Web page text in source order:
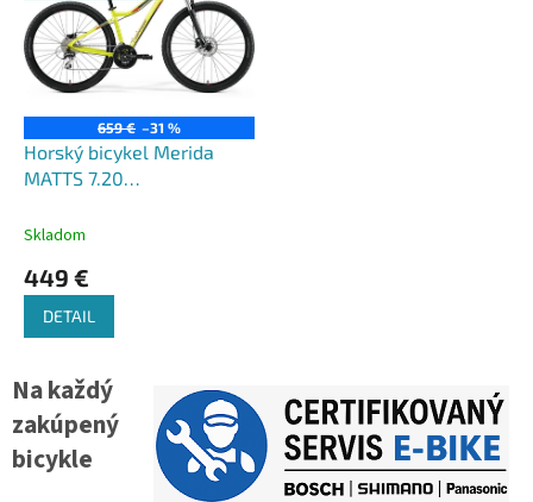
659 € –31 %
Horský bicykel Merida
MATTS 7.20
Skladom
449 €
DETAIL
Na každý
zakúpený
bicykle